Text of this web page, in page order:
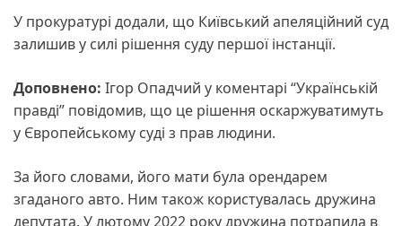
У прокуратурі додали, що Київський апеляційний суд
залишив у силі рішення суду першої інстанції.
Доповнено: Ігор Опадчий у коментарі “Українській
правді” повідомив, що це рішення оскаржуватимуть
у Європейському суді з прав людини.
За його словами, його мати була орендарем
згаданого авто. Ним також користувалась дружина
депутата. У лютому 2022 року дружина потрапила в